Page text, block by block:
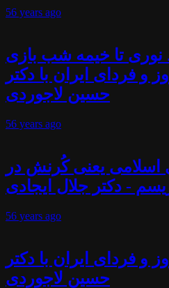
56 years ago
نوری تا خیمه شب بازی
و فردای ایران با دکتر
حسین لاجوردی
56 years ago
یعنی کُرنش در
- دکتر جلال ایجادی
56 years ago
و فردای ایران با دکتر
حسین لاجوردی